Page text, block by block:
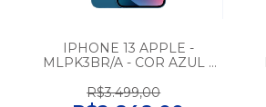
IPHONE 13 APPLE -
MLPK3BR/A - COR AZUL -
BATERIA ACIMA DE 90% -
R$3.499,00